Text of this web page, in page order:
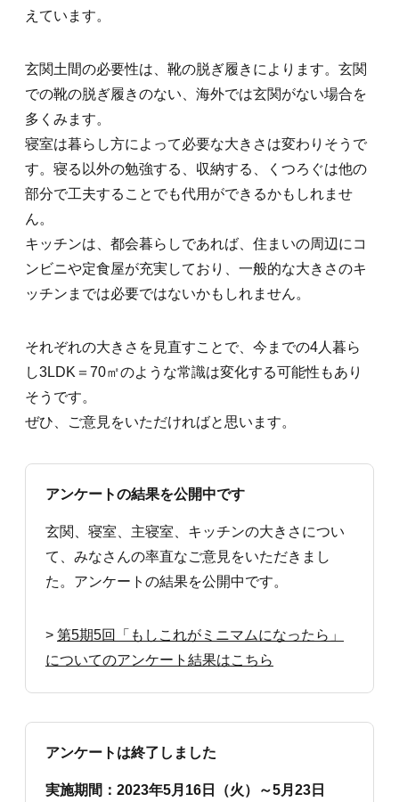
えています。
玄関土間の必要性は、靴の脱ぎ履きによります。玄関
での靴の脱ぎ履きのない、海外では玄関がない場合を
多くみます。
寝室は暮らし方によって必要な大きさは変わりそうで
す。寝る以外の勉強する、収納する、くつろぐは他の
部分で工夫することでも代用ができるかもしれませ
ん。
キッチンは、都会暮らしであれば、住まいの周辺にコ
ンビニや定食屋が充実しており、一般的な大きさのキ
ッチンまでは必要ではないかもしれません。
それぞれの大きさを見直すことで、今までの4人暮ら
し3LDK＝70㎡のような常識は変化する可能性もあり
そうです。
ぜひ、ご意見をいただければと思います。
アンケートの結果を公開中です
玄関、寝室、主寝室、キッチンの大きさについ
て、みなさんの率直なご意見をいただきまし
た。アンケートの結果を公開中です。
> 第5期5回「もしこれがミニマムになったら」
についてのアンケート結果はこちら
アンケートは終了しました
実施期間：2023年5月16日（火）～5月23日